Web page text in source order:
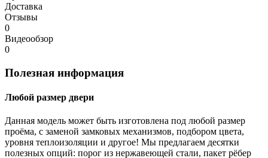
Доставка
Отзывы
0
Видеообзор
0
Полезная информация
Любой размер двери
Данная модель может быть изготовлена под любой размер
проёма, с заменой замковых механизмов, подбором цвета,
уровня теплоизоляции и другое! Мы предлагаем десятки
полезных опций: порог из нержавеющей стали, пакет рёбер